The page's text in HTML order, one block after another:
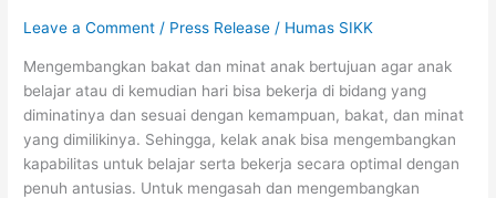
Leave a Comment / Press Release / Humas SIKK
Mengembangkan bakat dan minat anak bertujuan agar anak
belajar atau di kemudian hari bisa bekerja di bidang yang
diminatinya dan sesuai dengan kemampuan, bakat, dan minat
yang dimilikinya. Sehingga, kelak anak bisa mengembangkan
kapabilitas untuk belajar serta bekerja secara optimal dengan
penuh antusias. Untuk mengasah dan mengembangkan
2023
University
College
Sabah
Foundation
(UCSF)